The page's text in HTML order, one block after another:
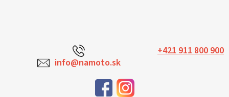
+421 911 800 900
info@namoto.sk